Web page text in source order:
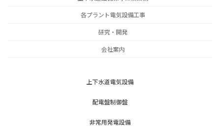
各プラント電気設備工事
研究・開発
会社案内
上下水道電気設備
配電盤制御盤
非常用発電設備